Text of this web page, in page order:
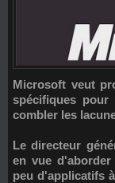
Microsoft veut promouvoir le développement d'applicatifs
spécifiques
combler les
Le directeur
en vue
peu d'applicatifs